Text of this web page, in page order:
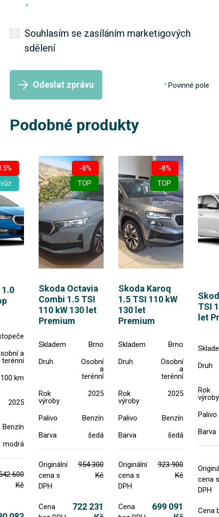
*
Souhlasím se zasíláním marketigových
sdělení
Odeslat zprávu Povinné pole
Podobné produkty
a
terénní
km
2025
Benzín
modrá
600
Kč
-8%
TOP
Skoda Octavia
Combi 1.5 TSI
110 kW 130 let
Premium
Skladem
Brno
Druh
Osobní
a
terénní
Rok
výroby
2025
Palivo
Benzín
Barva
šedá
Originální
cena s
DPH
954 300
Kč
Cena
722 231
-8%
TOP
Skoda Karoq
1.5 TSI 110 kW
130 let
Premium
Skladem
Brno
Druh
Osobní
a
terénní
Rok
výroby
2025
Palivo
Benzín
Barva
šedá
Originální
cena s
DPH
923 900
Kč
Cena
699 091
TSI
let
Druh
Rok
výroby
Palivo
Barva
cena s
DPH
Cena